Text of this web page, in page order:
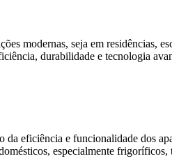
modernas, seja em residências,
durabilidade e tecnologia
eficiência e funcionalidade dos
especialmente